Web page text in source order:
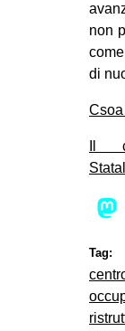
non
di
Il
Tag: